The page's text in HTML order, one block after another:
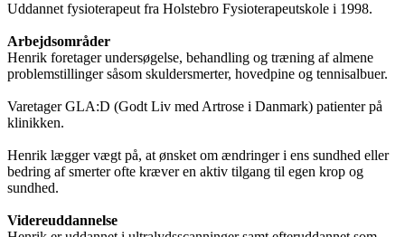
Uddannet fysioterapeut fra Holstebro Fysioterapeutskole i 1998.
Arbejdsområder
Henrik foretager undersøgelse, behandling og træning af almene
problemstillinger såsom skuldersmerter, hovedpine og tennisalbuer.
Varetager GLA:D (Godt Liv med Artrose i Danmark) patienter på
klinikken.
Henrik lægger vægt på, at ønsket om ændringer i ens sundhed eller
bedring af smerter ofte kræver en aktiv tilgang til egen krop og
sundhed.
Videreuddannelse